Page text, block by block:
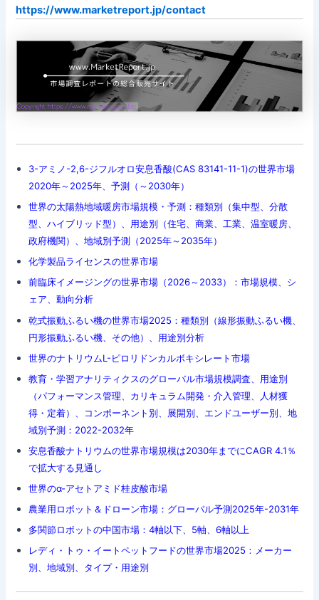
https://www.marketreport.jp/contact
3-アミノ-2,6-ジフルオロ安息香酸(CAS 83141-11-1)の世界市場
2020年～2025年、予測（～2030年）
世界の太陽熱地域暖房市場規模・予測：種類別（集中型、分散
型、ハイブリッド型）、用途別（住宅、商業、工業、温室暖房、
政府機関）、地域別予測（2025年～2035年）
化学製品ライセンスの世界市場
前臨床イメージングの世界市場（2026～2033）：市場規模、シ
ェア、動向分析
乾式振動ふるい機の世界市場2025：種類別（線形振動ふるい機、
円形振動ふるい機、その他）、用途別分析
世界のナトリウムL-ピロリドンカルボキシレート市場
教育・学習アナリティクスのグローバル市場規模調査、用途別
（パフォーマンス管理、カリキュラム開発・介入管理、人材獲
得・定着）、コンポーネント別、展開別、エンドユーザー別、地
域別予測：2022-2032年
安息香酸ナトリウムの世界市場規模は2030年までにCAGR 4.1％
で拡大する見通し
世界のα-アセトアミド桂皮酸市場
農業用ロボット＆ドローン市場：グローバル予測2025年-2031年
多関節ロボットの中国市場：4軸以下、5軸、6軸以上
レディ・トゥ・イートペットフードの世界市場2025：メーカー
別、地域別、タイプ・用途別